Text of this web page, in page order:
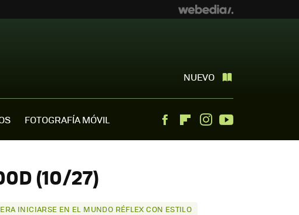
NUEVO
FOTOGRAFÍA MÓVIL FacebookFlipboardInstagram
(10/27)
INICIARSE EN EL MUNDO RÉFLEX CON ESTILO